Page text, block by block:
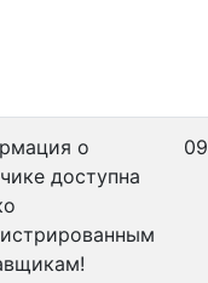
о
доступна